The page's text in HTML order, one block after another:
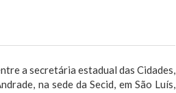
a secretária estadual das Cidades,
na sede da Secid, em São Luís,